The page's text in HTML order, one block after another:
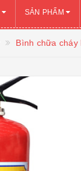
SẢN PHẨM
Bình chữa cháy